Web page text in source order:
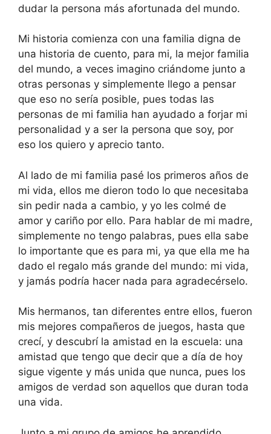
dudar la persona más afortunada del mundo.
Mi historia comienza con una familia digna de
una historia de cuento, para mi, la mejor familia
del mundo, a veces imagino criándome junto a
otras personas y simplemente llego a pensar
que eso no sería posible, pues todas las
personas de mi familia han ayudado a forjar mi
personalidad y a ser la persona que soy, por
eso los quiero y aprecio tanto.
Al lado de mi familia pasé los primeros años de
mi vida, ellos me dieron todo lo que necesitaba
sin pedir nada a cambio, y yo les colmé de
amor y cariño por ello. Para hablar de mi madre,
simplemente no tengo palabras, pues ella sabe
lo importante que es para mi, ya que ella me ha
dado el regalo más grande del mundo: mi vida,
y jamás podría hacer nada para agradecérselo.
Mis hermanos, tan diferentes entre ellos, fueron
mis mejores compañeros de juegos, hasta que
crecí, y descubrí la amistad en la escuela: una
amistad que tengo que decir que a día de hoy
sigue vigente y más unida que nunca, pues los
amigos de verdad son aquellos que duran toda
una vida.